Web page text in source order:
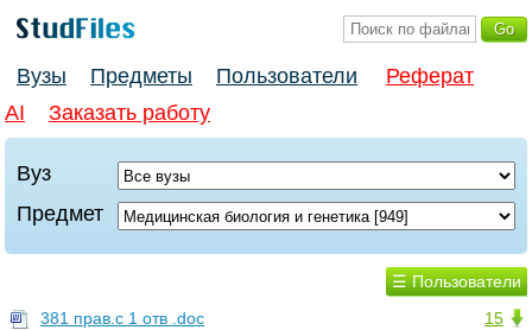
Вузы Предметы Пользователи
Реферат
AI
Заказать работу
Вуз
Предмет
☰ Пользователи
15
381 прав.с 1 отв .doc